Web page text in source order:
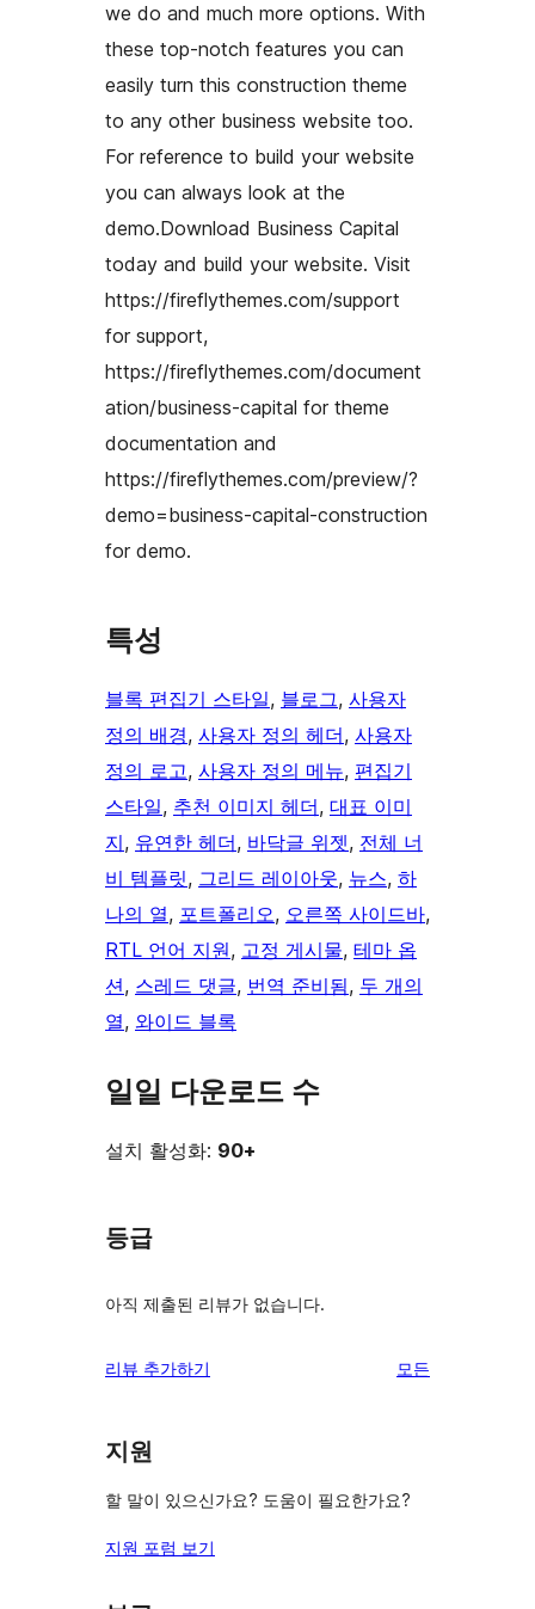
we do and much more options. With
these top-notch features you can
easily turn this construction theme
to any other business website too.
For reference to build your website
you can always look at the
demo.Download Business Capital
today and build your website. Visit
https://fireflythemes.com/support
for support,
https://fireflythemes.com/document
ation/business-capital for theme
documentation and
https://fireflythemes.com/preview/?
demo=business-capital-construction
for demo.
특성
블록 편집기 스타일, 블로그, 사용자
정의 배경, 사용자 정의 헤더, 사용자
정의 로고, 사용자 정의 메뉴, 편집기
스타일, 추천 이미지 헤더, 대표 이미
지, 유연한 헤더, 바닥글 위젯, 전체 너
비 템플릿, 그리드 레이아웃, 뉴스, 하
나의 열, 포트폴리오, 오른쪽 사이드바
RTL 언어 지원, 고정 게시물, 테마 옵
션, 스레드 댓글, 번역 준비됨, 두 개의
열, 와이드 블록
일일 다운로드 수
설치 활성화: 90+
등급
아직 제출된 리뷰가 없습니다.
리뷰 추가하기 모든
지원
할 말이 있으신가요? 도움이 필요한가요?
지원 포럼 보기